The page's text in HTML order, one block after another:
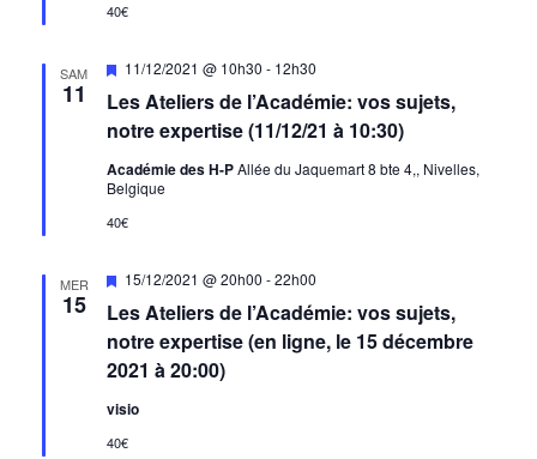
40€
SAM
11
Les Ateliers de l’Académie: vos sujets,
notre expertise (11/12/21 à 10:30)
Mis
avant
11/12/2021 @ 10h30 - 12h30
Académie des H-PAllée du Jaquemart 8 bte 4,, Nivelles,
Belgique
40€
MER
15
Les Ateliers de l’Académie: vos sujets,
notre expertise (en ligne, le 15 décembre
2021 à 20:00)
Mis
avant
15/12/2021 @ 20h00 -22h00
visio
40€